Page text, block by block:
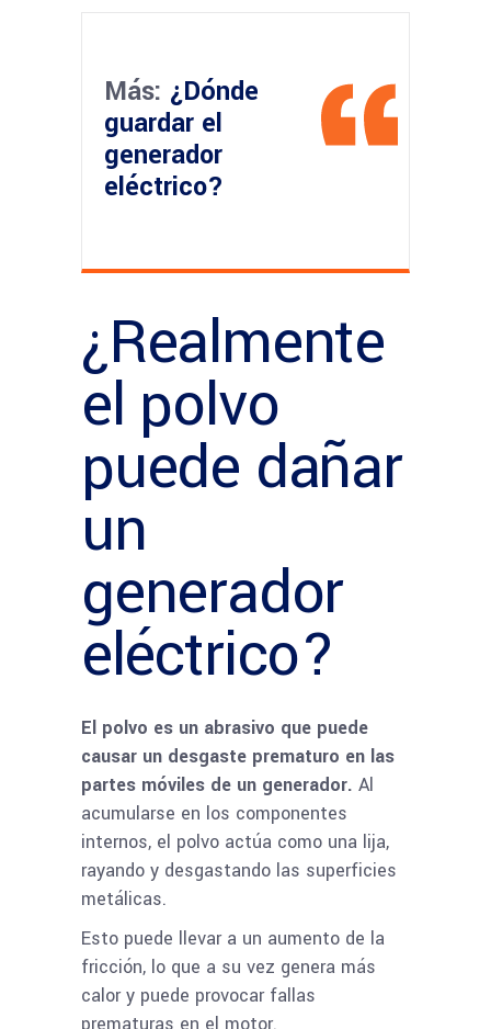
Más: ¿Dónde
guardar el
generador
eléctrico?
¿Realmente
el polvo
puede dañar
un
generador
eléctrico?
El polvo es un abrasivo que puede
causar un desgaste prematuro en las
partes móviles de un generador. Al
acumularse en los componentes
internos, el polvo actúa como una lija,
rayando y desgastando las superficies
metálicas.
Esto puede llevar a un aumento de la
fricción, lo que a su vez genera más
calor y puede provocar fallas